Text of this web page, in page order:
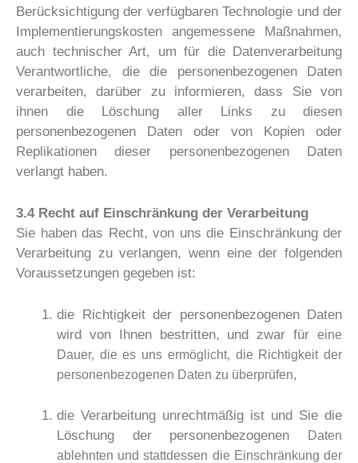
Berücksichtigung der verfügbaren Technologie und der
Implementierungskosten angemessene Maßnahmen,
auch technischer Art, um für die Datenverarbeitung
Verantwortliche, die die personenbezogenen Daten
verarbeiten, darüber zu informieren, dass Sie von
ihnen die Löschung aller Links zu diesen
personenbezogenen Daten oder von Kopien oder
Replikationen dieser personenbezogenen Daten
verlangt haben.
3.4 Recht auf Einschränkung der Verarbeitung
Sie haben das Recht, von uns die Einschränkung der
Verarbeitung zu verlangen, wenn eine der folgenden
Voraussetzungen gegeben ist:
die Richtigkeit der personenbezogenen Daten
wird von Ihnen bestritten, und zwar für eine
Dauer, die es uns ermöglicht, die Richtigkeit der
personenbezogenen Daten zu überprüfen,
die Verarbeitung unrechtmäßig ist und Sie die
Löschung der personenbezogenen
Daten
ablehnten und stattdessen die Einschränkung der